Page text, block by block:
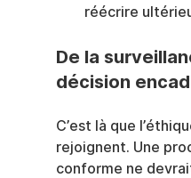
réécrire
De la
décision
C’est là que
rejoignent. Une
conforme ne